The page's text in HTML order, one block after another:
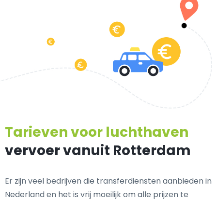
Tarieven voor luchthaven
vervoer vanuit Rotterdam
Er zijn veel bedrijven die transferdiensten aanbieden in
Nederland en het is vrij moeilijk om alle prijzen te